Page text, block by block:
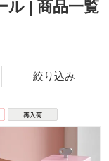
ル | 商品一覧
絞り込み